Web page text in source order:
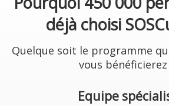
déjà choisi
Quelque soit le programme
vous bénéficierez
Equipe